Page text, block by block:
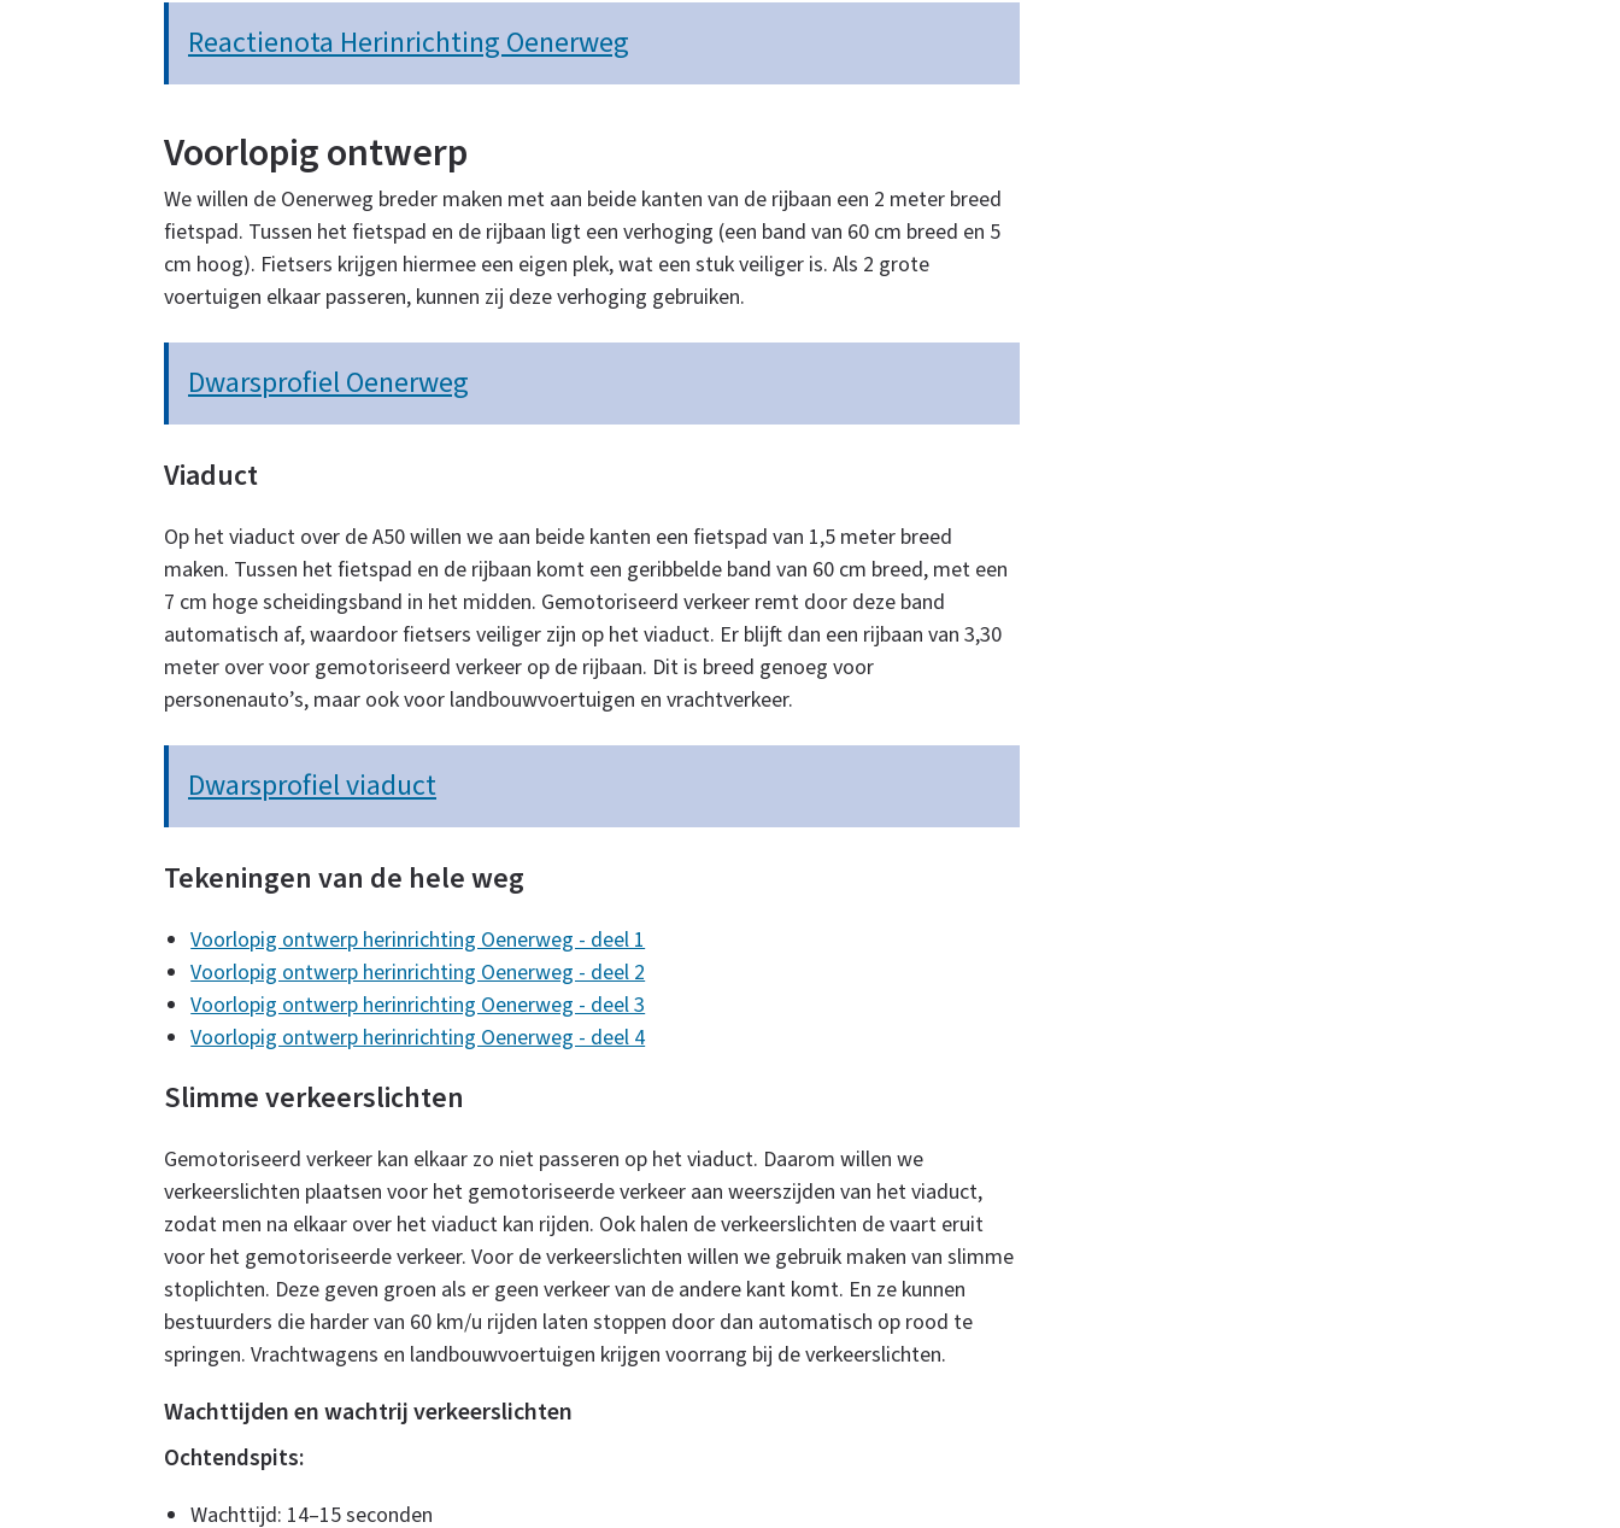
Reactienota Herinrichting Oenerweg
Voorlopig ontwerp
We willen de Oenerweg breder maken met aan beide kanten van de rijbaan een 2 meter breed
fietspad. Tussen het fietspad en de rijbaan ligt een verhoging (een band van 60 cm breed en 5
cm hoog). Fietsers krijgen hiermee een eigen plek, wat een stuk veiliger is. Als 2 grote
voertuigen elkaar passeren, kunnen zij deze verhoging gebruiken.
Dwarsprofiel Oenerweg
Viaduct
Op het viaduct over de A50 willen we aan beide kanten een fietspad van 1,5 meter breed
maken. Tussen het fietspad en de rijbaan komt een geribbelde band van 60 cm breed, met een
7 cm hoge scheidingsband in het midden. Gemotoriseerd verkeer remt door deze band
automatisch af, waardoor fietsers veiliger zijn op het viaduct. Er blijft dan een rijbaan van 3,30
meter over voor gemotoriseerd verkeer op de rijbaan. Dit is breed genoeg voor
personenauto’s, maar ook voor landbouwvoertuigen en vrachtverkeer.
Dwarsprofiel viaduct
Tekeningen van de hele weg
Voorlopig ontwerp herinrichting Oenerweg - deel 1
Voorlopig ontwerp herinrichting Oenerweg - deel 2
Voorlopig ontwerp herinrichting Oenerweg - deel 3
Voorlopig ontwerp herinrichting Oenerweg - deel 4
Slimme verkeerslichten
Gemotoriseerd verkeer kan elkaar zo niet passeren op het viaduct. Daarom willen we
verkeerslichten plaatsen voor het gemotoriseerde verkeer aan weerszijden van het viaduct,
zodat men na elkaar over het viaduct kan rijden. Ook halen de verkeerslichten de vaart eruit
voor het gemotoriseerde verkeer. Voor de verkeerslichten willen we gebruik maken van slimme
stoplichten. Deze geven groen als er geen verkeer van de andere kant komt. En ze kunnen
bestuurders die harder van 60 km/u rijden laten stoppen door dan automatisch op rood te
springen. Vrachtwagens en landbouwvoertuigen krijgen voorrang bij de verkeerslichten.
Wachttijden en wachtrij verkeerslichten
Ochtendspits:
Wachttijd: 14–15 seconden